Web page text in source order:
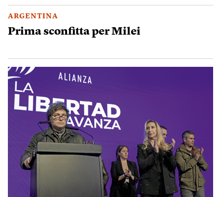
ARGENTINA
Prima sconfitta per Milei